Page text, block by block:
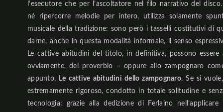
l’esecutore che per l’ascoltatore nel filo narrativo del
né ripercorre melodie per intero, utilizza solamente
musicale della tradizione: sono però i tasselli costitutivi di
darne, anche in questa modalità informale, il senso
Le cattive abitudini del titolo, in definitiva, possono
ovviamente, del proverbio – oppure allo zampognaro
appunto,
Le cattive abitudini dello zampognaro. Se si
estremamente rigoroso, condotto in totale solitudine e
tecnologia: grazie alla dedizione di Ferlaino